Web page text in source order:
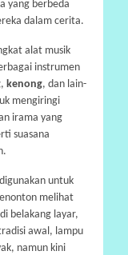
yang berbeda
dalam cerita.
alat musik
instrumen
, kenong, dan lain-
mengiringi
irama yang
suasana
untuk
melihat
belakang layar,
awal, lampu
namun kini